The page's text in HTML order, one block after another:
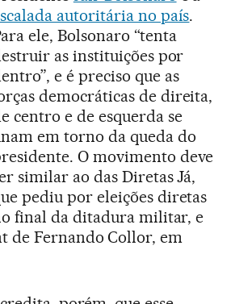
autoritária no país.
ele, Bolsonaro “tenta
as instituições por
e é preciso que as
democráticas de direita,
centro e de esquerda se
em torno da queda do
O movimento deve
similar ao das Diretas Já,
pediu por eleições diretas
final da ditadura militar, e
de Fernando Collor, em